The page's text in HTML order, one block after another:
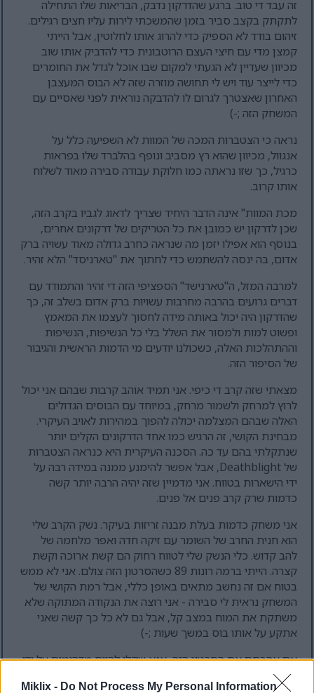
Miklix - Do Not Process My Personal Information
זה עבד די טוב. ברגע שהדרקון נדבק, הבריאות שלו התחילה
לתקתק בקצב סביר בזמן שהמשכתי לירות עליו חצים רגילים.
זיהום בודד לא הספיק כדי להרוג אותו לחלוטין, אבל הייתי
קמצן מדי עם חיצי העצם הרוטבונית כדי להדביק אותו שוב
מכיוון שעדיין לא הגעתי למקום שבו אוכל לגדל את החומרים
כדי לייצר עוד ויש לי תחושה מוזרה שזה לא הבוס המעצבן
האחרון שאצטרך לגרום לו להדבקה נוראית לפני שאסיים עם
המשחק הזה ;-)
נראה כי הצטברות המכה של המוות לא השפיעה כלל על
אנגוול, מכיוון שהוא רץ מסביב ונופף בהלברד שלו בפראות
כרגיל, כך שזו נראתה כמו חלוקת עבודה סבירה מאוד לשלוח
אותו קרוב.
מכת המוות" אינה הדבר היחיד שצריך לדאוג לגביו בקרב הזה,
שכן לדרקון יש כמובן את כל הטריקים של דרקונים אחרים,
בנוסף הוא אפילו יזמן מה שנראה כחרב גדולה מאוד עשויה ברק
אדום, בה ינסה להשתמש כדי לחתוך את "טארניסד" הלא זהיר.
למרבה המזל, ה"טארנישד" הספציפי הזה די זהיר והתמודד עם
דברים גרועים בהרבה מחרבות עשויות ברק אדום בשלב זה, כך
שהדרקון היה יכול באותה מידה לחסוך לעצמו את המאמץ
ופשוט למות ולמסור את השלל בלי כל הנשיפות, הנשיפות
וההתהלכות האלה, כשכולנו יודעים מי הדמות הראשית והגיבור
של הסיפור הזה.
מצאתי שזה קרב די כיפי. אני תמיד אוהב קרבות שבהם אני יכול
לרוץ למרחק ולשמור מרחק, במיוחד עם הבוסים הגדולים
האלה שבהם המצלמה יכולה להפוך במהירות לאויב העיקרי.
מבחינת הקושי, זה הרגיש כמו אחד הדרקונים הקלים יותר
שנתקלתי בהם עד כה. הסכנה העיקרית היא כנראה הצטברות
של Deathblight, אבל אפשר להימנע ממנה במידה רבה על
ידי הישארות בטווח. אני מדמיין שזה יהיה הרבה יותר קשה
כדמות שרק קרב פנים אל פנים.
אני משחק כדמות בעלת מבנה זריזות בעיקר. נשק הקרב שלי
הוא חנית החרב של השומר עם זיקה חדה ואפר מלחמה של
להב קדוש. כלי הנשק שלי לטווח רחוק הם קשת ארוכה וקשת
קצרה. הייתי ברמה רונות 89 כשהסרטון הזה צולם. אני לא ממש
בטוח אם זה נחשב מתאים באופן כללי, אבל רמת הקושי של
המשחק נראית לי סבירה - אני רוצה את הנקודה המתוקה שלא
משתקת את המוח במצב קל, אבל גם לא כל כך קשה שאני
אתקע על אותו בוס במשך שעות ;-)
אם אהבתם את הסרטון הזה, אנא שקלו להיות מדהימים על ידי
לייק והרשמה ל